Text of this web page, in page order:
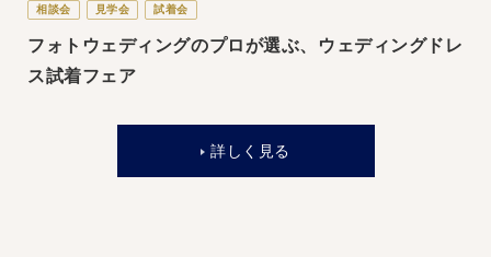
相談会 見学会 試着会
フォトウェディングのプロが選ぶ、ウェディングドレ
ス試着フェア
詳しく見る